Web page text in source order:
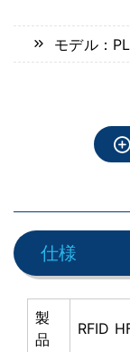
モデル：
仕様
製
品
RFID